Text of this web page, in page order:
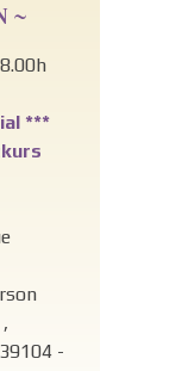
~
***
,
-